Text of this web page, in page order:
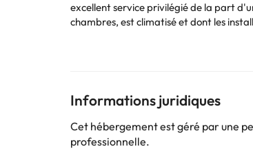
excellent service privilégié de la part
chambres, est climatisé et dont les
cafétéria, supérette, salon de coiffure
propose également des services de
d'un balcon, d'un tapis, de deux lits
Informations juridiques
Cet hébergement est géré par une
professionnelle.